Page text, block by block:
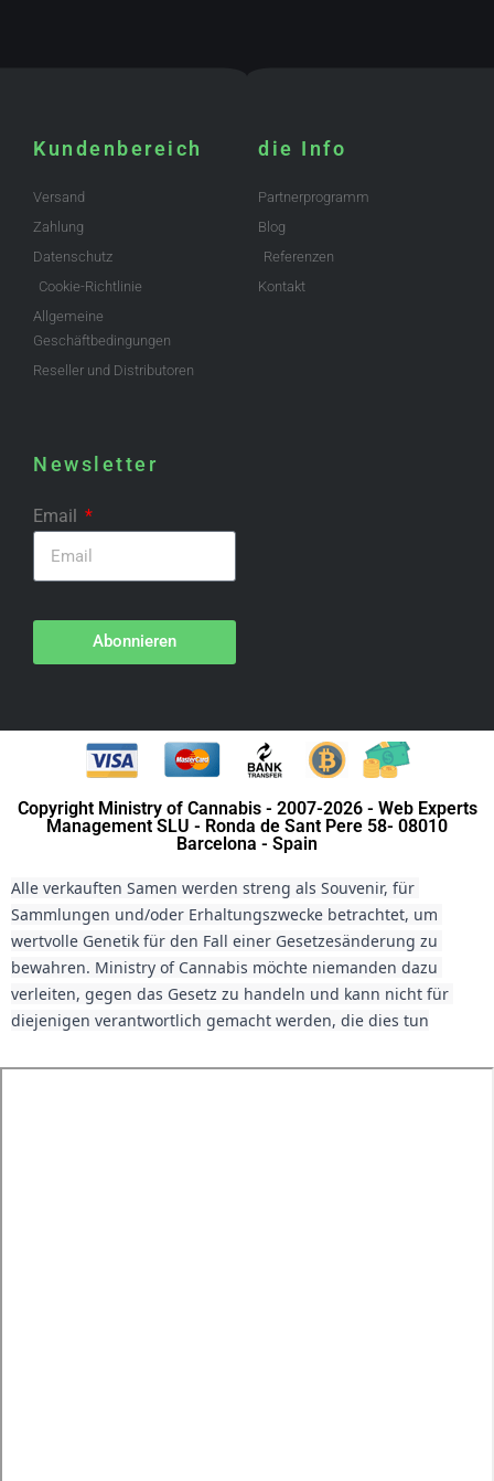
Kundenbereich
Versand
Zahlung
Datenschutz
Cookie-Richtlinie
Allgemeine
Geschäftbedingungen
Reseller und Distributoren
die Info
Partnerprogramm
Blog
Referenzen
Kontakt
Newsletter
Email
Abonnieren
Copyright Ministry of Cannabis - 2007-2026 - Web Experts
Management SLU - Ronda de Sant Pere 58- 08010
Barcelona - Spain
Alle verkauften Samen werden streng als Souvenir, für
Sammlungen und/oder Erhaltungszwecke betrachtet, um
wertvolle Genetik für den Fall einer Gesetzesänderung zu
bewahren. Ministry of Cannabis möchte niemanden dazu
verleiten, gegen das Gesetz zu handeln und kann nicht für
diejenigen verantwortlich gemacht werden, die dies tun